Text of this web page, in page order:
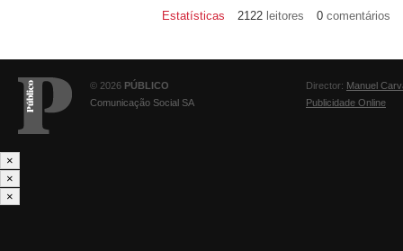
Estatísticas 2122 leitores 0 comentários
© 2026 PÚBLICO
Comunicação Social SA
Director: Manuel
Publicidade Online
×
×
×